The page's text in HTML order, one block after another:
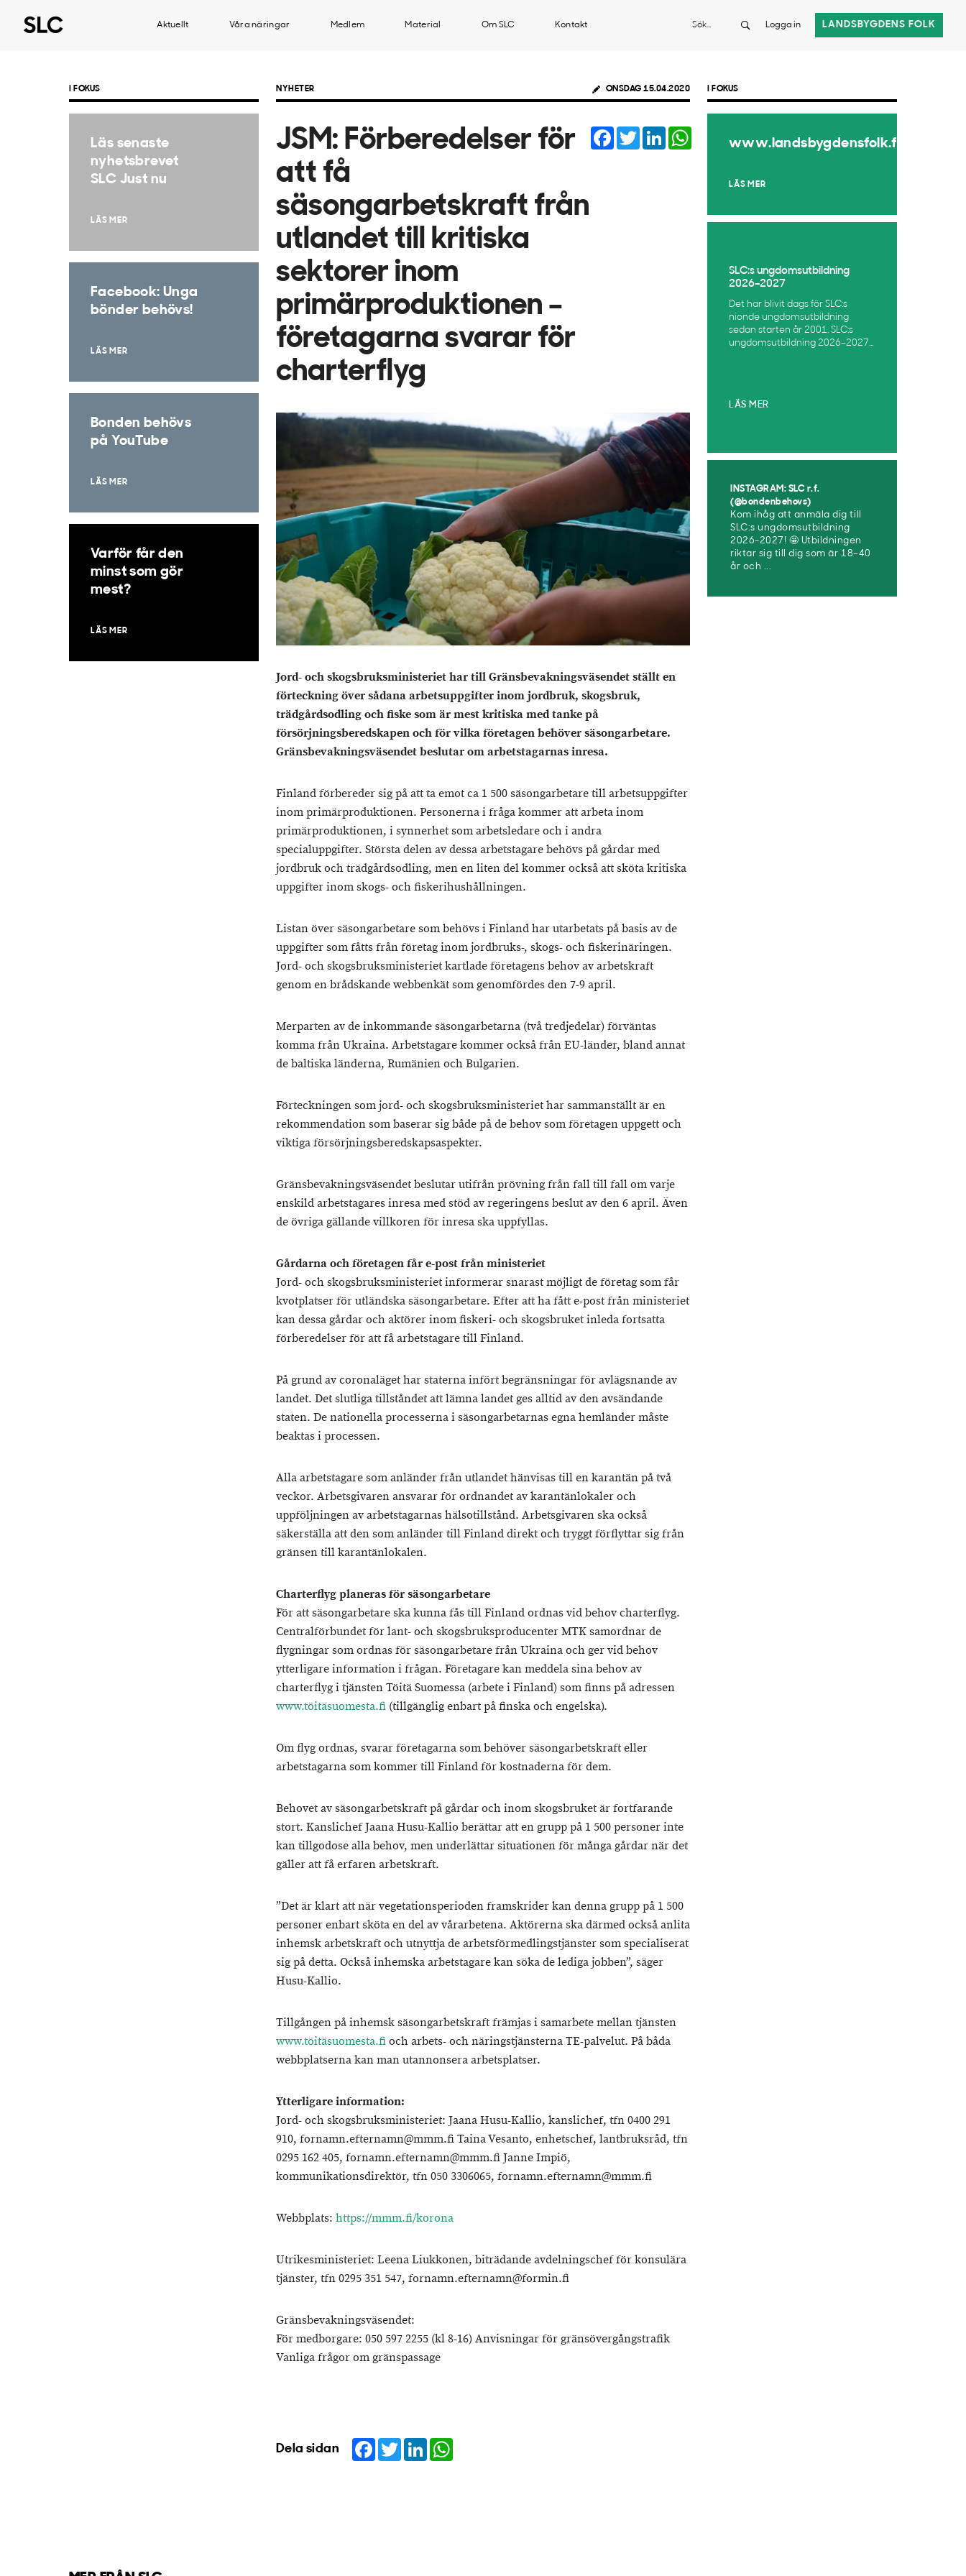
Aktuellt Våra näringar Medlem Material Om SLC Kontakt Sök Logga in LANDSBYGDENS FOLK
NYHETER ONSDAG 15.04.2020
JSM: Förberedelser för
att få
säsongarbetskraft från
utlandet till kritiska
sektorer inom
primärproduktionen –
företagarna svarar för
charterflyg
Facebook
TwitterLinkedIn
Jord- och skogsbruksministeriet har till Gränsbevakningsväsendet ställt en
förteckning över sådana arbetsuppgifter inom jordbruk, skogsbruk,
trädgårdsodling och fiske som är mest kritiska med tanke på
försörjningsberedskapen och för vilka företagen behöver säsongarbetare.
Gränsbevakningsväsendet beslutar om arbetstagarnas inresa.
Finland förbereder sig på att ta emot ca 1 500 säsongarbetare till arbetsuppgifter
inom primärproduktionen. Personerna i fråga kommer att arbeta inom
primärproduktionen, i synnerhet som arbetsledare och i andra
specialuppgifter. Största delen av dessa arbetstagare behövs på gårdar med
jordbruk och trädgårdsodling, men en liten del kommer också att sköta kritiska
uppgifter inom skogs- och fiskerihushållningen.
Listan över säsongarbetare som behövs i Finland har utarbetats på basis av de
uppgifter som fåtts från företag inom jordbruks-, skogs- och fiskerinäringen.
Jord- och skogsbruksministeriet kartlade företagens behov av arbetskraft
genom en brådskande webbenkät som genomfördes den 7-9 april.
Merparten av de inkommande säsongarbetarna (två tredjedelar) förväntas
komma från Ukraina. Arbetstagare kommer också från EU-länder, bland annat
de baltiska länderna, Rumänien och Bulgarien.
Förteckningen som jord- och skogsbruksministeriet har sammanställt är en
rekommendation som baserar sig både på de behov som företagen uppgett och
viktiga försörjningsberedskapsaspekter.
Gränsbevakningsväsendet beslutar utifrån prövning från fall till fall om varje
enskild arbetstagares inresa med stöd av regeringens beslut av den 6 april. Även
de övriga gällande villkoren för inresa ska uppfyllas.
Gårdarna och företagen får e-post från ministeriet
Jord- och skogsbruksministeriet informerar snarast möjligt de företag som får
kvotplatser för utländska säsongarbetare. Efter att ha fått e-post från ministeriet
kan dessa gårdar och aktörer inom fiskeri- och skogsbruket inleda fortsatta
förberedelser för att få arbetstagare till Finland.
På grund av coronaläget har staterna infört begränsningar för avlägsnande av
landet. Det slutliga tillståndet att lämna landet ges alltid av den avsändande
staten. De nationella processerna i säsongarbetarnas egna hemländer måste
beaktas i processen.
Alla arbetstagare som anländer från utlandet hänvisas till en karantän på två
veckor. Arbetsgivaren ansvarar för ordnandet av karantänlokaler och
uppföljningen av arbetstagarnas hälsotillstånd. Arbetsgivaren ska också
säkerställa att den som anländer till Finland direkt och tryggt förflyttar sig från
gränsen till karantänlokalen.
Charterflyg planeras för säsongarbetare
För att säsongarbetare ska kunna fås till Finland ordnas vid behov charterflyg.
Centralförbundet för lant- och skogsbruksproducenter MTK samordnar de
flygningar som ordnas för säsongarbetare från Ukraina och ger vid behov
ytterligare information i frågan. Företagare kan meddela sina behov av
charterflyg i tjänsten Töitä Suomessa (arbete i Finland) som finns på adressen
www.töitäsuomesta.fi (tillgänglig enbart på finska och engelska).
Om flyg ordnas, svarar företagarna som behöver säsongarbetskraft eller
arbetstagarna som kommer till Finland för kostnaderna för dem.
Behovet av säsongarbetskraft på gårdar och inom skogsbruket är fortfarande
stort. Kanslichef Jaana Husu-Kallio berättar att en grupp på 1 500 personer inte
kan tillgodose alla behov, men underlättar situationen för många gårdar när det
gäller att få erfaren arbetskraft.
”Det är klart att när vegetationsperioden framskrider kan denna grupp på 1 500
personer enbart sköta en del av vårarbetena. Aktörerna ska därmed också anlita
inhemsk arbetskraft och utnyttja de arbetsförmedlingstjänster som specialiserat
sig på detta. Också inhemska arbetstagare kan söka de lediga jobben”, säger
Husu-Kallio.
Tillgången på inhemsk säsongarbetskraft främjas i samarbete mellan tjänsten
www.töitäsuomesta.fioch arbets- och näringstjänsterna TE-palvelut. På båda
webbplatserna kan man utannonsera arbetsplatser.
Ytterligare information:
Jord- och skogsbruksministeriet: Jaana Husu-Kallio, kanslichef, tfn 0400 291
910, fornamn.efternamn@mmm.fi Taina Vesanto, enhetschef, lantbruksråd, tfn
0295 162 405, fornamn.efternamn@mmm.fi Janne Impiö,
kommunikationsdirektör, tfn 050 3306065, fornamn.efternamn@mmm.fi
Webbplats: https://mmm.fi/korona
Utrikesministeriet: Leena Liukkonen, biträdande avdelningschef för konsulära
tjänster, tfn 0295 351 547, fornamn.efternamn@formin.fi
Gränsbevakningsväsendet:
För medborgare: 050 597 2255 (kl 8-16) Anvisningar för gränsövergångstrafik
Vanliga frågor om gränspassage
Dela sidan Facebook
TwitterLinkedIn
I FOKUS
Läs senaste
nyhetsbrevet
SLC Just nu
LÄS MER
Facebook: Unga
bönder behövs!
LÄS MER
Bonden behövs
på YouTube
LÄS MER
Varför får den
minst som gör
mest?
LÄS MER
I FOKUS
www.landsbygdensfolk.fi
LÄS MER
SLC:s ungdomsutbildning
2026–2027
Det har blivit dags för SLC:s
nionde ungdomsutbildning
sedan starten år 2001. SLC:s
ungdomsutbildning 2026–2027...
LÄS MER
INSTAGRAM: SLC r.f.
(@bondenbehovs)
Kom ihåg att anmäla dig till
SLC:s ungdomsutbildning
2026-2027! 🤩 Utbildningen
riktar sig till dig som är 18–40
år och ...